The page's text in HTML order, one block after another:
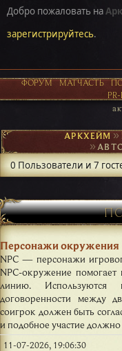
Добро пожаловать на
зарегистрируйтесь.
ФОРУМ МАТЧАСТЬ
АРКХЕЙМ
►
0 Пользователи и 7
Персонажи окружения
NPC — персонажи
NPC-окружение
линию.
договоренности между
соигрок должен быть
и подобное участие
11-07-2026, 19:06:30